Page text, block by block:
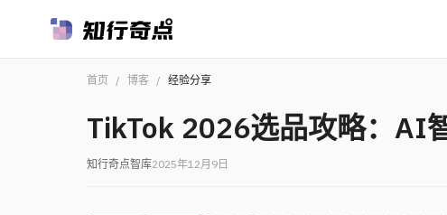
首页 / 博客 / 经验分享
TikTok 2026选品攻略：AI
知行奇点智库2025年12月9日